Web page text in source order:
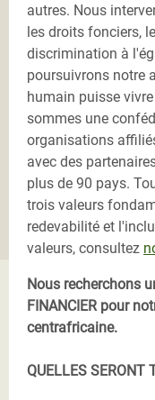
autres. Nous
les droits fonciers,
discrimination à
poursuivrons notre
humain puisse
sommes une
organisations
avec des
plus de 90 pays.
trois valeurs
redevabilité et
valeurs, consultez
Nous recherchons
FINANCIER pour
centrafricaine.
QUELLES SERONT